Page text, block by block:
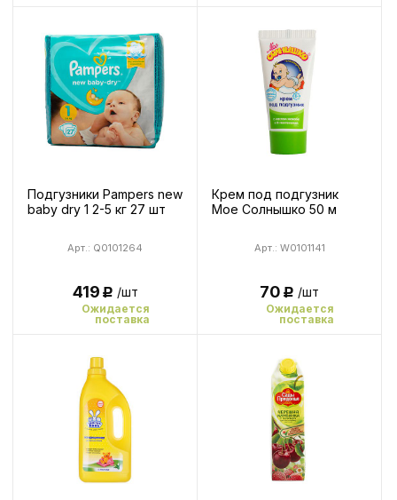
Подгузники Pampers new
baby dry 1 2-5 кг 27 шт
Арт.: Q0101264
419Р /шт
Ожидается
поставка
Крем под подгузник
Мое Солнышко 50 м
Арт.: W0101141
70Р /шт
Ожидается
поставка